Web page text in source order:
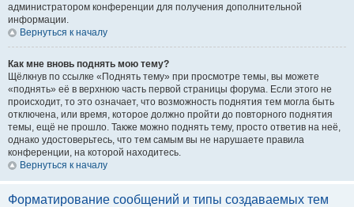
администратором конференции для получения дополнительной
информации.
Вернуться к началу
Как мне вновь поднять мою тему?
Щёлкнув по ссылке «Поднять тему» при просмотре темы, вы можете
«поднять» её в верхнюю часть первой страницы форума. Если этого не
происходит, то это означает, что возможность поднятия тем могла быть
отключена, или время, которое должно пройти до повторного поднятия
темы, ещё не прошло. Также можно поднять тему, просто ответив на неё,
однако удостоверьтесь, что тем самым вы не нарушаете правила
конференции, на которой находитесь.
Вернуться к началу
Форматирование сообщений и типы создаваемых тем